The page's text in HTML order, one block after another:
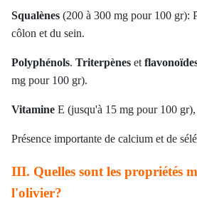
Squalènes (200 à 300 mg pour 100 gr):
côlon et du sein.
Polyphénols. Triterpènes et
mg pour 100 gr).
Vitamine E (jusqu'à 15 mg pour 100
Présence importante de calcium et de
III. Quelles sont les propriétés
l'olivier?